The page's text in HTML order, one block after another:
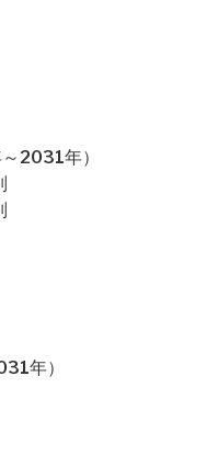
2031年）
年）